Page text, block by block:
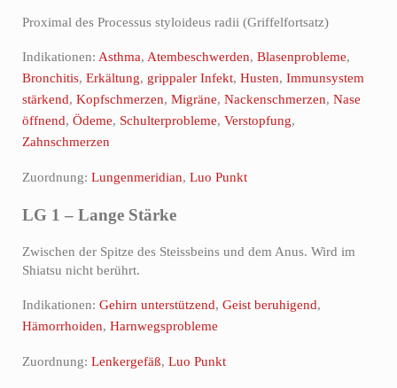
Proximal des Processus styloideus radii (Griffelfortsatz)
Indikationen: Asthma, Atembeschwerden, Blasenprobleme,
Bronchitis, Erkältung, grippaler Infekt, Husten, Immunsystem
stärkend, Kopfschmerzen, Migräne, Nackenschmerzen, Nase
öffnend, Ödeme, Schulterprobleme, Verstopfung,
Zahnschmerzen
Zuordnung: Lungenmeridian, Luo Punkt
LG 1 – Lange Stärke
Zwischen der Spitze des Steissbeins und dem Anus. Wird im
Shiatsu nicht berührt.
Indikationen: Gehirn unterstützend, Geist beruhigend,
Hämorrhoiden, Harnwegsprobleme
Zuordnung: Lenkergefäß, Luo Punkt